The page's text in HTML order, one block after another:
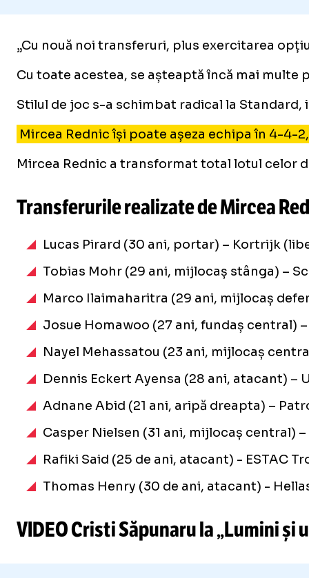
„Cu nouă noi transferuri, plus exercitarea
Cu toate acestea, se așteaptă încă mai
Stilul de joc s-a schimbat radical la Standard,
Mircea Rednic își poate așeza echipa în 4-4-
Mircea Rednic a transformat total lotul celor
Transferurile realizate de Mircea
Lucas Pirard (30 ani, portar) – Kortrijk
Tobias Mohr (29 ani, mijlocaș stânga) –
Marco Ilaimaharitra (29 ani, mijlocaș
Josue Homawoo (27 ani, fundaș central)
Nayel Mehassatou (23 ani, mijlocaș
Dennis Eckert Ayensa (28 ani, atacant) –
Adnane Abid (21 ani, aripă dreapta) –
Casper Nielsen (31 ani, mijlocaș central)
Rafiki Said (25 de ani, atacant) - ESTAC
Thomas Henry (30 de ani, atacant) -
VIDEO Cristi Săpunaru la „Lumini